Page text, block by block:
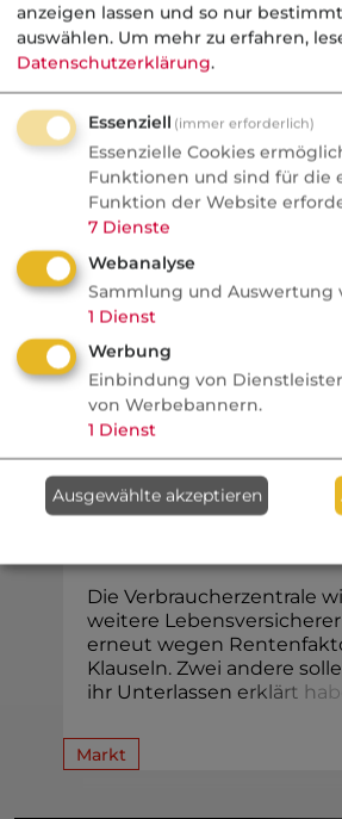
Nachrichten
Altersvorsorge-
Versicherer bereiten
Werbeschlacht im Herbst,
unter Druck, Neobroker auf
Bestandsjagd. Einiges dürfte
beunruhigen.
procontra
Rentenfaktor:
Die Verbraucherzentrale
weitere
erneut wegen
Klauseln. Zwei andere
ihr Unterlassen erklärt hab
Markt
anzeigen lassen und so nur
auswählen. Um mehr zu erfahren,
Datenschutzerklärung.
Essenziell (immer erforderlich)
Essenzielle Cookies
Funktionen und sind für die
Funktion der Website
7 Dienste
Webanalyse
Sammlung und Auswertung
1 Dienst
Werbung
Einbindung von
von Werbebannern.
1 Dienst
Ausgewählte akzeptieren